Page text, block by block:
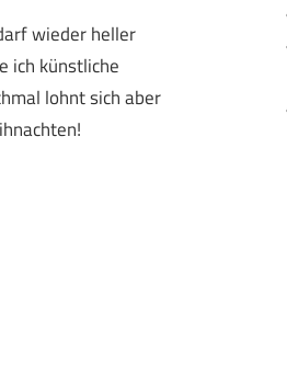
wieder heller
ich künstliche
lohnt sich aber